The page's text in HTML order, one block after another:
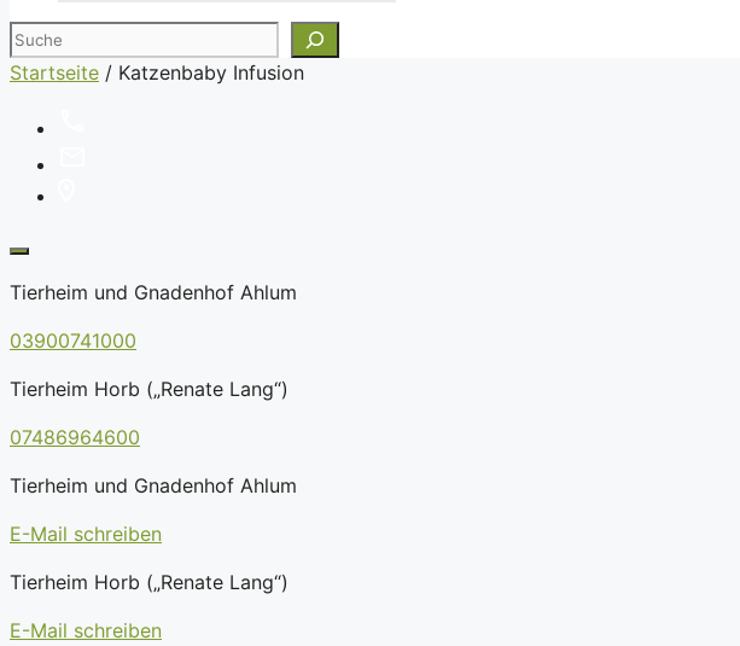
Suchen
Startseite / Katzenbaby Infusion
Tierheim und Gnadenhof Ahlum
03900741000
Tierheim Horb („Renate Lang“)
07486964600
Tierheim und Gnadenhof Ahlum
E-Mail schreiben
Tierheim Horb („Renate Lang“)
E-Mail schreiben